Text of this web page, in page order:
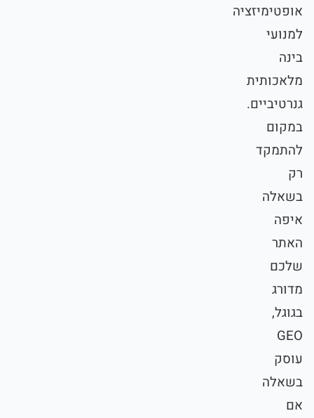
אופטימיזציה
למנועי
בינה
מלאכותית
גנרטיביים.
במקום
להתמקד
רק
בשאלה
איפה
האתר
שלכם
מדורג
בגוגל,
GEO
עוסק
בשאלה
אם